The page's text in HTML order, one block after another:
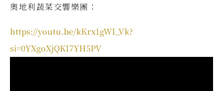
奧地利蔬菜交響樂團：
https://youtu.be/kKrx1gWI_Vk?
si=0YXgoXjQKI7YH5PV